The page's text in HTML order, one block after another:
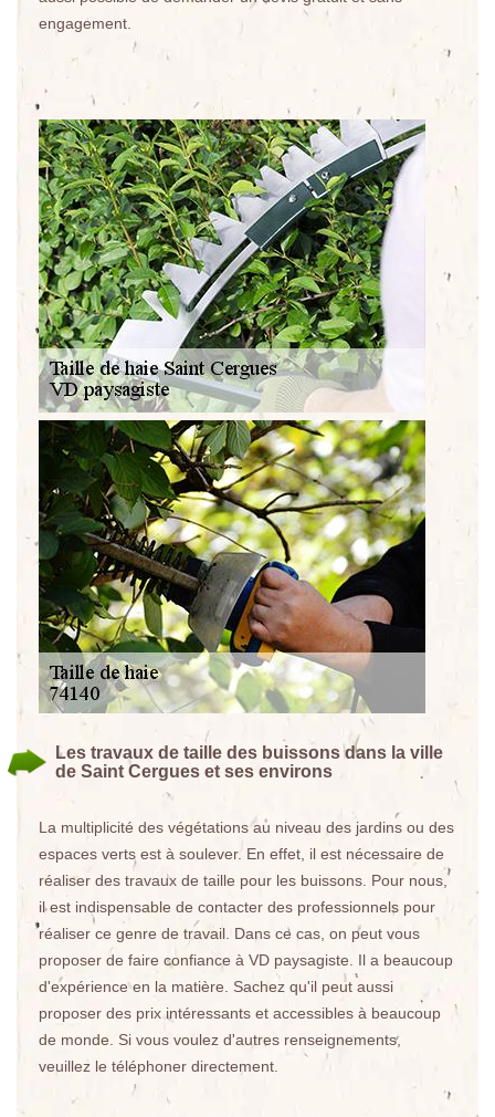
engagement.
Les travaux de taille des buissons dans la ville
de Saint Cergues et ses environs
La multiplicité des végétations au niveau des jardins ou des
espaces verts est à soulever. En effet, il est nécessaire de
réaliser des travaux de taille pour les buissons. Pour nous,
il est indispensable de contacter des professionnels pour
réaliser ce genre de travail. Dans ce cas, on peut vous
proposer de faire confiance à VD paysagiste. Il a beaucoup
d'expérience en la matière. Sachez qu'il peut aussi
proposer des prix intéressants et accessibles à beaucoup
de monde. Si vous voulez d'autres renseignements,
veuillez le téléphoner directement.